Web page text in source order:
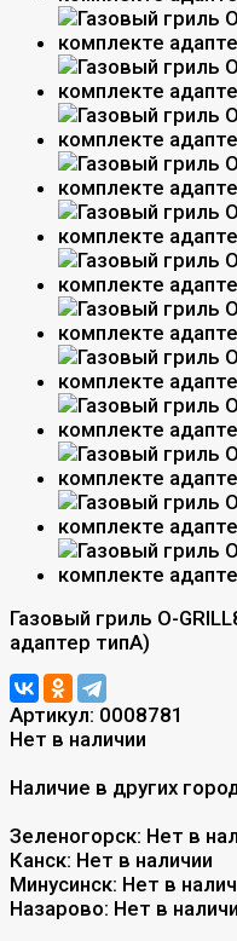
Газовый гриль O-
адаптер типА)
Артикул: 0008781
Нет в наличии
Наличие в других
Зеленогорск: Нет в
Канск: Нет в наличии
Минусинск: Нет в
Назарово: Нет в